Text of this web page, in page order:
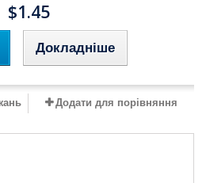
$1.45
Докладніше
Додати для порівняння